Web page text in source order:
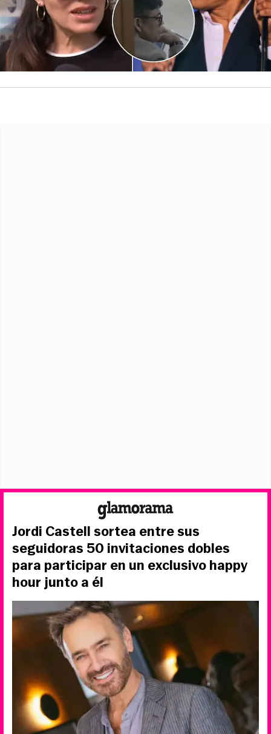
Jordi Castell sortea entre sus
seguidoras 50 invitaciones dobles
para participar en un exclusivo happy
hour junto a él